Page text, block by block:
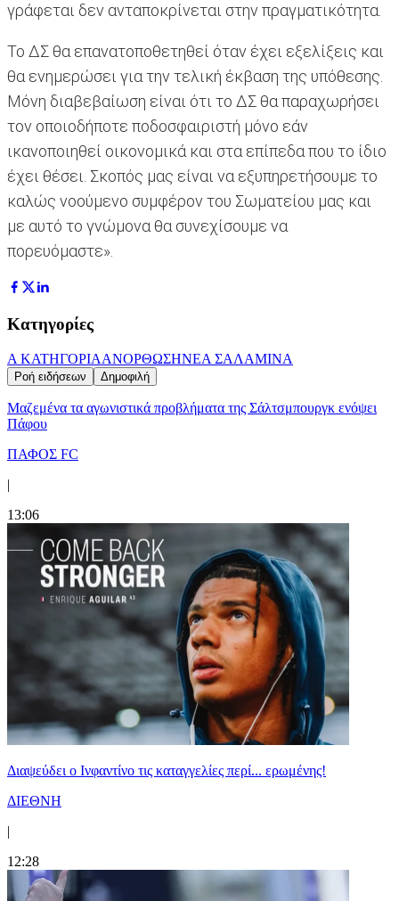
γράφεται δεν ανταποκρίνεται στην πραγματικότητα.
Το ΔΣ θα επανατοποθετηθεί όταν έχει εξελίξεις και
θα ενημερώσει για την τελική έκβαση της υπόθεσης.
Μόνη διαβεβαίωση είναι ότι το ΔΣ θα παραχωρήσει
τον οποιοδήποτε ποδοσφαιριστή μόνο εάν
ικανοποιηθεί οικονομικά και στα επίπεδα που το ίδιο
έχει θέσει. Σκοπός μας είναι να εξυπηρετήσουμε το
καλώς νοούμενο συμφέρον του Σωματείου μας και
με αυτό το γνώμονα θα συνεχίσουμε να
πορευόμαστε».
Κατηγορίες
Α ΚΑΤΗΓΟΡΙΑΑΝΟΡΘΩΣΗΝΕΑ ΣΑΛΑΜΙΝΑ
Ροή ειδήσεων Δημοφιλή
Μαζεμένα τα αγωνιστικά προβλήματα της Σάλτσμπουργκ ενόψει
Πάφου
ΠΑΦΟΣ FC
|
13:06
Διαψεύδει ο Ινφαντίνο τις καταγγελίες περί... ερωμένης!
ΔΙΕΘΝΗ
|
12:28